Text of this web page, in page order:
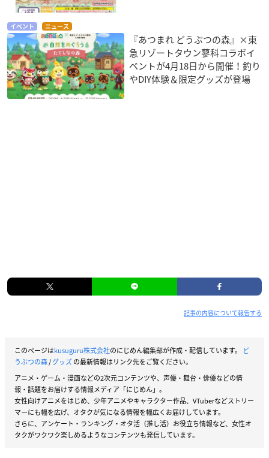
イベント ニュース
『あつまれ どうぶつの森』×東
急リゾートタウン蓼科コラボイ
ベントが4月18日から開催！釣り
やDIY体験＆限定グッズが登場
記事の内容について報告する
このページはkusuguru株式会社のにじめん編集部が作成・配信しています。 ど
うぶつの森/グッズの最新情報はリンク先をご覧ください。
アニメ・ゲーム・漫画などの2次元コンテンツや、声優・舞台・俳優などの情
報・話題をお届けする情報メディア「にじめん」。
女性向けアニメをはじめ、少年アニメやキャラクター作品、VTuberなどストリー
マーにも幅を広げ、オタクが気になる情報を幅広くお届けしています。
さらに、アンケート・ランキング・オタ活（推し活）お役立ち情報など、女性オ
タクがワクワク楽しめるようなコンテンツも発信しています。